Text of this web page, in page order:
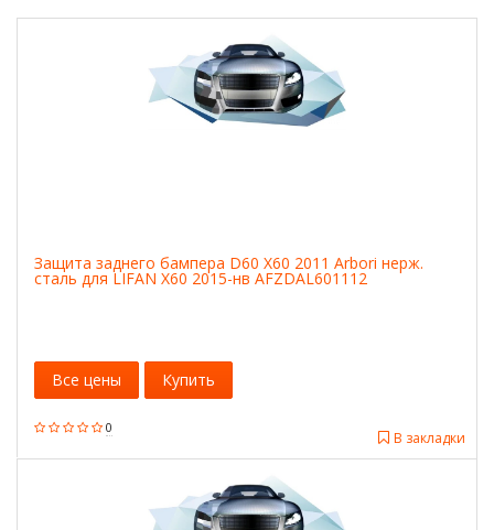
Защита заднего бампера D60 X60 2011 Arbori нерж.
сталь для LIFAN X60 2015-нв AFZDAL601112
0
В закладки
Все цены Купить